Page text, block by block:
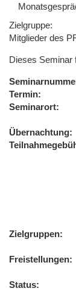
Zielgruppe:
Mitglieder des
Dieses Seminar
Termin
Seminarort
Übernachtung
Zielgruppen
Freistellungen
Status